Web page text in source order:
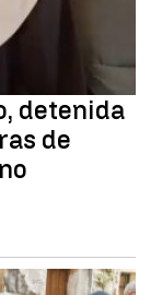
detenida
de